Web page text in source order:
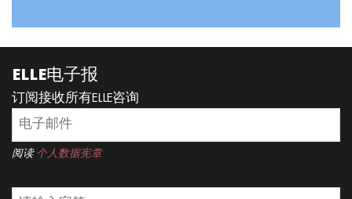
ELLE电子报
订阅接收所有ELLE咨询
阅读 个人数据宪章